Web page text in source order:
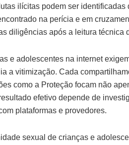
ilícitas podem ser
na perícia e em
diligências após a leitura técnica
e adolescentes na internet
a vitimização. Cada
como a Proteção focam não
efetivo depende de
plataformas e provedores.
sexual de crianças e